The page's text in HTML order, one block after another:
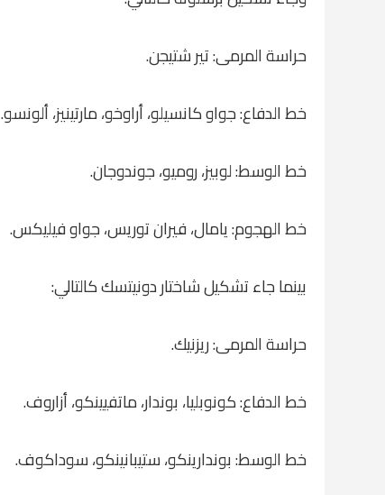
حراسة المرمى: تير شتيجن.
خط الدفاع: جواو كانسيلو، أراوخو، مارتينيز، ألونسو.
خط الوسط: لوبيز، روميو، جوندوجان.
خط الهجوم: يامال، فيران توريس، جواو فيليكس.
بينما جاء تشكيل شاختار دونيتسك كالتالي:
حراسة المرمى: ريزنيك.
خط الدفاع: كونوبليا، بوندار، ماتفيينكو، أزاروف.
خط الوسط: بوندارينكو، ستيبانينكو، سوداكوف.